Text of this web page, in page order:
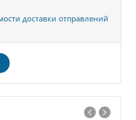
доставки отправлений